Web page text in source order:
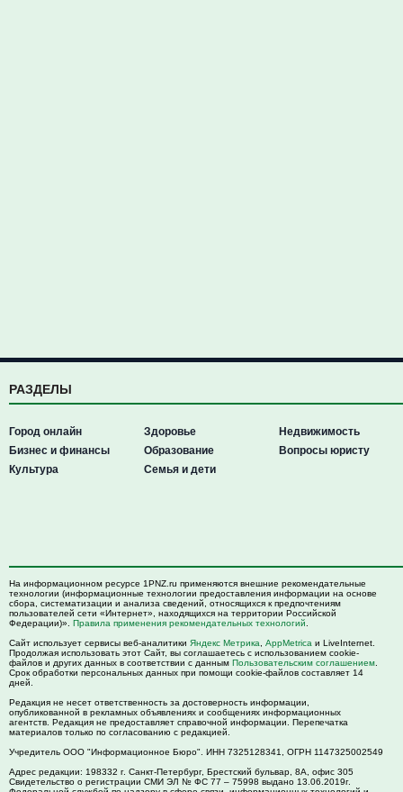
РАЗДЕЛЫ
Город онлайн
Бизнес и финансы
Культура
Здоровье
Образование
Семья и дети
Недвижимость
Вопросы юристу
На информационном ресурсе 1PNZ.ru применяются внешние рекомендательные
технологии (информационные технологии предоставления информации на основе
сбора, систематизации и анализа сведений, относящихся к предпочтениям
пользователей сети «Интернет», находящихся на территории Российской
Федерации)». Правила применения рекомендательных технологий
Сайт использует сервисы веб-аналитики Яндекс Метрика AppMetrica и LiveInternet.
Продолжая использовать этот Сайт, вы соглашаетесь с использованием cookie-
файлов и других данных в соответствии с данным Пользовательским соглашением
Срок обработки персональных данных при помощи cookie-файлов составляет 14
дней.
Редакция не несет ответственность за достоверность информации,
опубликованной в рекламных объявлениях и сообщениях информационных
агентств. Редакция не предоставляет справочной информации. Перепечатка
материалов только по согласованию с редакцией.
Учредитель ООО "Информационное Бюро". ИНН 7325128341, ОГРН 1147325002549
Адрес редакции: 198332 г. Санкт-Петербург, Брестский бульвар, 8А, офис 305
Свидетельство о регистрации СМИ ЭЛ № ФС 77 – 75998 выдано 13.06.2019г.